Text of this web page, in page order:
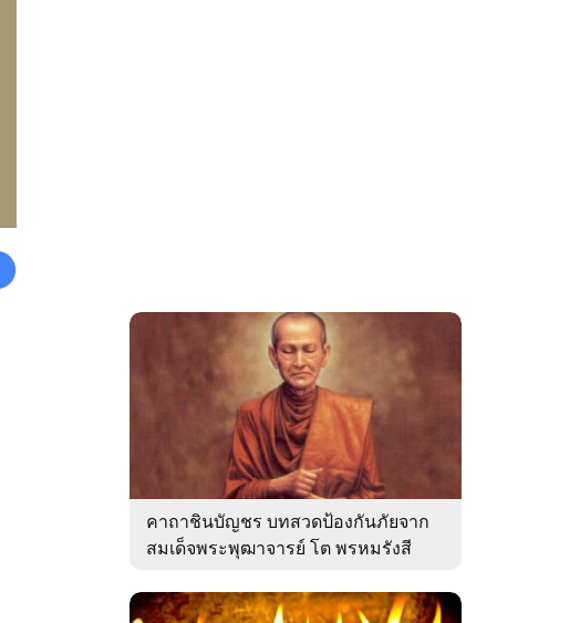
คาถาชินบัญชร บทสวดป้องกันภัยจาก
สมเด็จพระพุฒาจารย์ โต พรหมรังสี